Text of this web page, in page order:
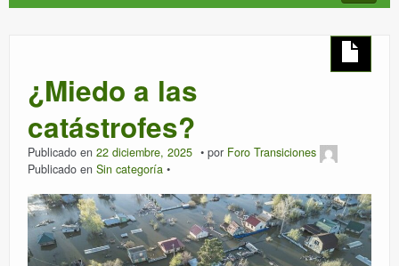
PUBLICACIONES + TIEMPO DE TRANSICIONES
RED AMIG@S DEL FORO
CANAL DE VIDEO
¿Miedo a las
catástrofes?
Publicado en 22 diciembre, 2025 por Foro Transiciones
Publicado en Sin categoría